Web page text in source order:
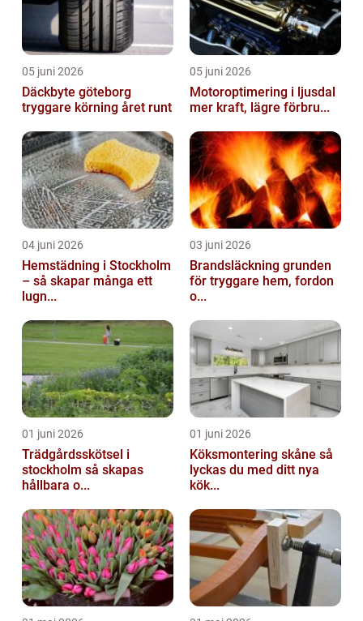
05 juni 2026
Däckbyte göteborg
tryggare körning året runt
05 juni 2026
Motoroptimering i ljusdal
mer kraft, lägre förbru...
04 juni 2026
Hemstädning i Stockholm
– så skapar många ett
lugn...
03 juni 2026
Brandsläckning grunden
för tryggare hem, fordon
o...
01 juni 2026
Trädgårdsskötsel i
stockholm så skapas
hållbara o...
01 juni 2026
Köksmontering skåne så
lyckas du med ditt nya
kök...